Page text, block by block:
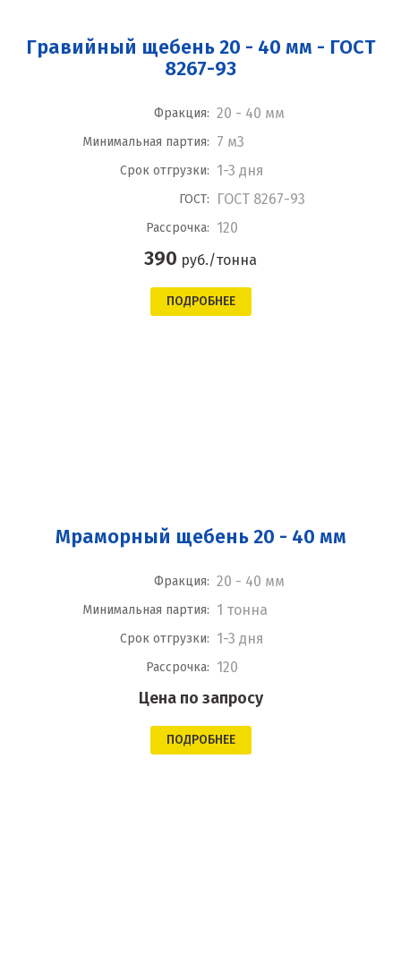
Гравийный щебень 20 - 40 мм - ГОСТ
8267-93
Фракция: 20 - 40 мм
Минимальная партия: 7 м3
Срок отгрузки: 1-3 дня
ГОСТ: ГОСТ 8267-93
Рассрочка: 120
390 руб./тонна
ПОДРОБНЕЕ
Мраморный щебень 20 - 40 мм
Фракция: 20 - 40 мм
Минимальная партия: 1 тонна
Срок отгрузки: 1-3 дня
Рассрочка: 120
Цена по запросу
ПОДРОБНЕЕ